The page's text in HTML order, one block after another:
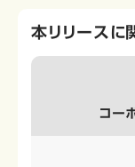
本リリースに
コー